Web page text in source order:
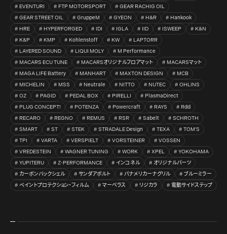
EVENTURI
FTP MOTORSPORT
GEAR RACHIG OIL
GEAR STREET OIL
GruppeM GYEON H&R
Hankook
HRE
HYPERFORGED IDI IGLA IID ISWEEP
K&N
K&P
KMP Kohlenstoff KW
LAPTORR
LAYERED SOUND
LIQUI MOLY
M Performance
MACARS ECU TUNE
MACARSオリジナルフロアマット
MACARSマット
MAGA LIFE Battery
MANHART MAXTON DESIGN
MCB
MICHELIN
MSS Neutrale NITTO NUTEC
OHLINS
OZ
PAGID PEDAL BOX PIRELLI
PlasmaDirect
PLUG CONCEPT!
POTENZA Powercraft RAYS
Rdd
RECARO
REGNO REMUS RSR Sabelt
SCHROTH
SMART
ST STEK STRADALE Design TEXA
TOM’S
TPI
VARTA VERSPIELT VORSTEINER
VOSSEN
VREDESTEIN
WAGNER TUNING WORK XPEL
YOKOHAMA
YUPITERU
Z-PERFORMANCE インコネル
オリジナルパーツ
カーボンバックシェル
サンダアボルト パナメリカーナグリル
ブルーミラー
ペイントプロテクション・フィルム
マーベラス リジカラ 電動サイドステップ